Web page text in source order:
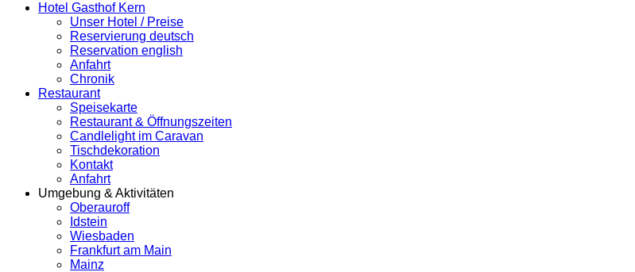
Hotel Gasthof Kern
Unser Hotel / Preise
Reservierung deutsch
Reservation english
Anfahrt
Chronik
Restaurant
Speisekarte
Restaurant & Öffnungszeiten
Candlelight im Caravan
Tischdekoration
Kontakt
Anfahrt
Umgebung & Aktivitäten
Oberauroff
Idstein
Wiesbaden
Frankfurt am Main
Mainz